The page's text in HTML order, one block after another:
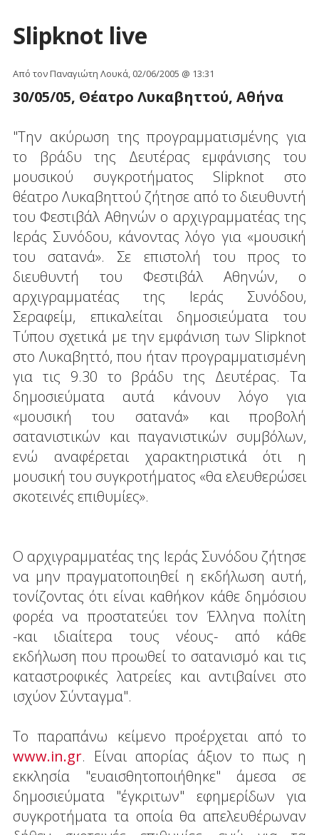
Slipknot live
Από τον Παναγιώτη Λουκά, 02/06/2005 @ 13:31
30/05/05, Θέατρο Λυκαβηττού, Αθήνα
"Την ακύρωση της προγραμματισμένης για
το βράδυ της Δευτέρας εμφάνισης του
μουσικού συγκροτήματος Slipknot στο
θέατρο Λυκαβηττού ζήτησε από το διευθυντή
του Φεστιβάλ Αθηνών ο αρχιγραμματέας της
Ιεράς Συνόδου, κάνοντας λόγο για «μουσική
του σατανά». Σε επιστολή του προς το
διευθυντή του Φεστιβάλ Αθηνών, ο
αρχιγραμματέας της Ιεράς Συνόδου,
Σεραφείμ, επικαλείται δημοσιεύματα του
Τύπου σχετικά με την εμφάνιση των Slipknot
στο Λυκαβηττό, που ήταν προγραμματισμένη
για τις 9.30 το βράδυ της Δευτέρας. Τα
δημοσιεύματα αυτά κάνουν λόγο για
«μουσική του σατανά» και προβολή
σατανιστικών και παγανιστικών συμβόλων,
ενώ αναφέρεται χαρακτηριστικά ότι η
μουσική του συγκροτήματος «θα ελευθερώσει
σκοτεινές επιθυμίες».
Ο αρχιγραμματέας της Ιεράς Συνόδου ζήτησε
να μην πραγματοποιηθεί η εκδήλωση αυτή,
τονίζοντας ότι είναι καθήκον κάθε δημόσιου
φορέα να προστατεύει τον Έλληνα πολίτη
-και ιδιαίτερα τους νέους- από κάθε
εκδήλωση που προωθεί το σατανισμό και τις
καταστροφικές λατρείες και αντιβαίνει στο
ισχύον Σύνταγμα".
Το παραπάνω κείμενο προέρχεται από το
www.in.gr. Είναι απορίας άξιον το πως η
εκκλησία "ευαισθητοποιήθηκε" άμεσα σε
δημοσιεύματα "έγκριτων" εφημερίδων για
συγκροτήματα τα οποία θα απελευθέρωναν